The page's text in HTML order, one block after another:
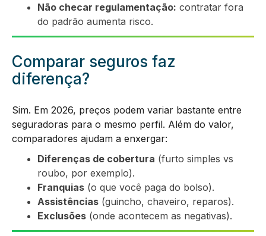
Não checar regulamentação: contratar fora
do padrão aumenta risco.
Comparar seguros faz
diferença?
Sim. Em 2026, preços podem variar bastante entre
seguradoras para o mesmo perfil. Além do valor,
comparadores ajudam a enxergar:
Diferenças de cobertura (furto simples vs
roubo, por exemplo).
Franquias (o que você paga do bolso).
Assistências (guincho, chaveiro, reparos).
Exclusões (onde acontecem as negativas).